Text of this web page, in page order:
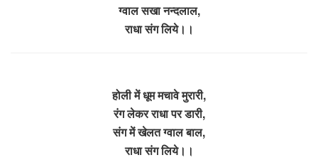
ग्वाल सखा नन्दलाल,
राधा संग लिये।।
होली में धूम मचावे मुरारी,
रंग लेकर राधा पर डारी,
संग में खेलत ग्वाल बाल,
राधा संग लिये।।